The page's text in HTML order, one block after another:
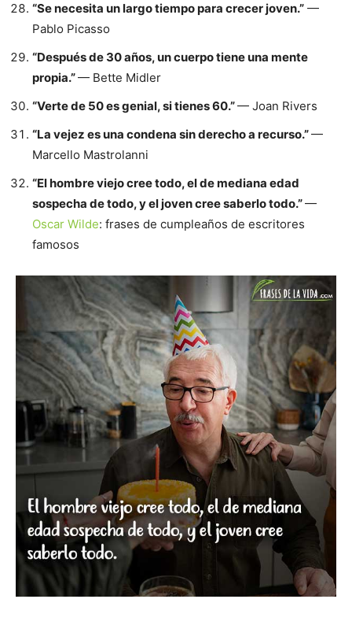
“Se necesita un largo tiempo para crecer joven.” —
Pablo Picasso
“Después de 30 años, un cuerpo tiene una mente
propia.”— Bette Midler
“Verte de 50 es genial, si tienes 60.”— Joan Rivers
“La vejez es una condena sin derecho a recurso.”—
Marcello Mastrolanni
“El hombre viejo cree todo, el de mediana edad
sospecha de todo, y el joven cree saberlo todo.”—
Oscar Wilde: frases de cumpleaños de escritores
famosos